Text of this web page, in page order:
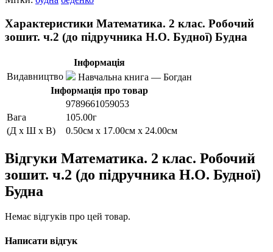
Характеристики Математика. 2 клас. Робочий
зошит. ч.2 (до підручника Н.О. Будної) Будна
Інформація
Видавництво
Навчальна книга — Богдан
Інформація про товар
9789661059053
Вага
105.00г
(Д x Ш x В)
0.50см x 17.00см x 24.00см
Відгуки Математика. 2 клас. Робочий
зошит. ч.2 (до підручника Н.О. Будної)
Будна
Немає відгуків про цей товар.
Написати відгук